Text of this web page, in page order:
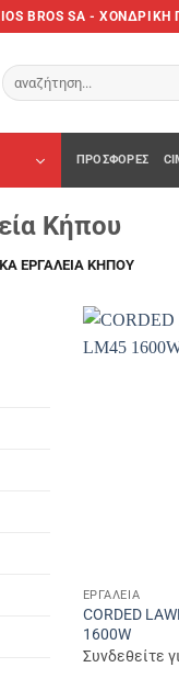
BROS SA -
Αναζήτηση
για:
ΠΡΟΣΦΟΡΈΣ
Κήπου
ΕΡΓΑΛΕΊΑ ΚΉΠΟΥ
ΕΡΓΑΛΕΊΑ
CORDED
1600W
Συνδεθείτε